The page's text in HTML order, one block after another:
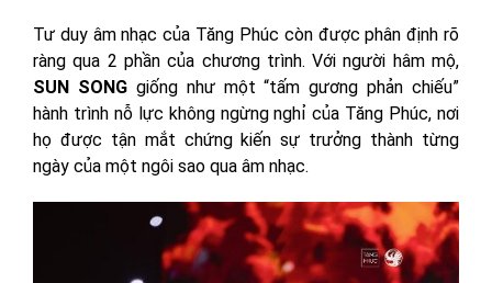
Tư duy âm nhạc của Tăng Phúc còn được phân định rõ
ràng qua 2 phần của chương trình. Với người hâm mộ,
SUN SONGgiống như một “tấm gương phản chiếu”
hành trình nỗ lực không ngừng nghỉ của Tăng Phúc, nơi
họ được tận mắt chứng kiến sự trưởng thành từng
ngày của một ngôi sao qua âm nhạc.